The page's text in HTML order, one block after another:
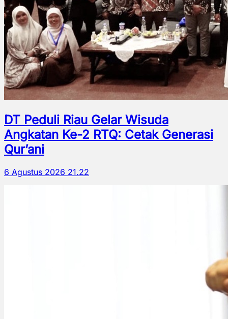
DT Peduli Riau Gelar Wisuda
Angkatan Ke-2 RTQ: Cetak Generasi
Qur’ani
6 Agustus 2026 21.22